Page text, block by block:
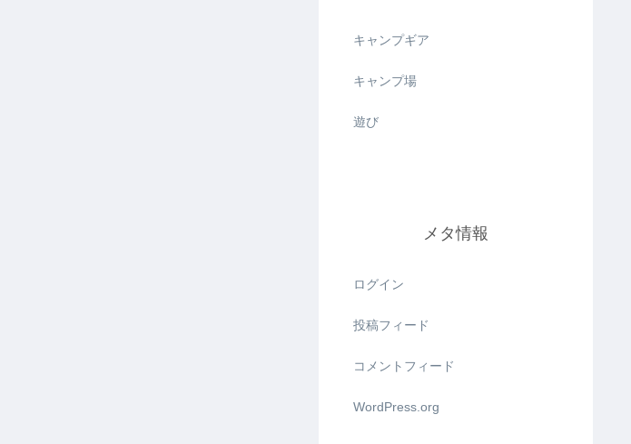
キャンプギア
キャンプ場
遊び
メタ情報
ログイン
投稿フィード
コメントフィード
WordPress.org